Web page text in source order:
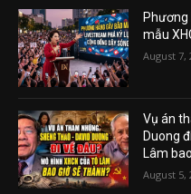
Phương
mẫu
August 7,
Vụ án
Duong
Lâm
August 5,